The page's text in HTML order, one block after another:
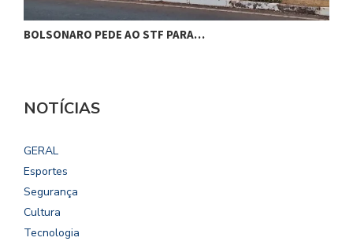
BOLSONARO PEDE AO STF PARA…
NOTÍCIAS
GERAL
Esportes
Segurança
Cultura
Tecnologia